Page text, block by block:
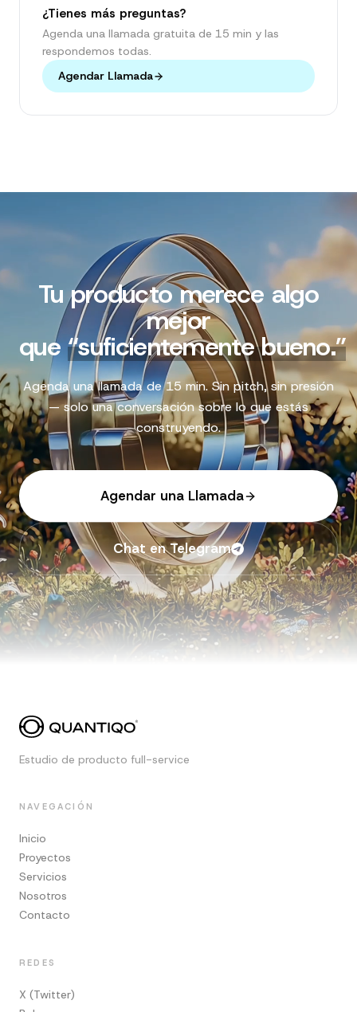
¿Tienes más preguntas?
Agenda una llamada gratuita de 15 min y las
respondemos todas.
Agendar Llamada
Tu producto merece algo
mejor
que“suficientemente bueno.”
Agenda una llamada de 15 min. Sin pitch, sin presión
— solo una conversación sobre lo que estás
construyendo.
Agendar una Llamada
Chat en Telegram
Estudio de producto full-service
NAVEGACIÓN
Inicio
Proyectos
Servicios
Nosotros
Contacto
REDES
X (Twitter)